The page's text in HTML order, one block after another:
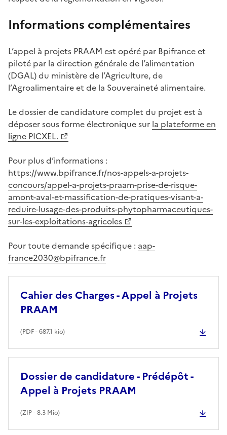
Informations complémentaires
L’appel à projets PRAAM est opéré par Bpifrance et
piloté par la direction générale de l’alimentation
(DGAL) du ministère de l’Agriculture, de
l’Agroalimentaire et de la Souveraineté alimentaire.
Le dossier de candidature complet du projet est à
déposer sous forme électronique sur la plateforme en
ligne PICXEL.
Pour plus d’informations :
https://www.bpifrance.fr/nos-appels-a-projets-
concours/appel-a-projets-praam-prise-de-risque-
amont-aval-et-massification-de-pratiques-visant-a-
reduire-lusage-des-produits-phytopharmaceutiques-
sur-les-exploitations-agricoles
Pour toute demande spécifique : aap-
france2030@bpifrance.fr
Cahier des Charges - Appel à Projets
PRAAM
(PDF- 687.1 kio)
Dossier de candidature - Prédépôt -
Appel à Projets PRAAM
(ZIP- 8.3 Mio)